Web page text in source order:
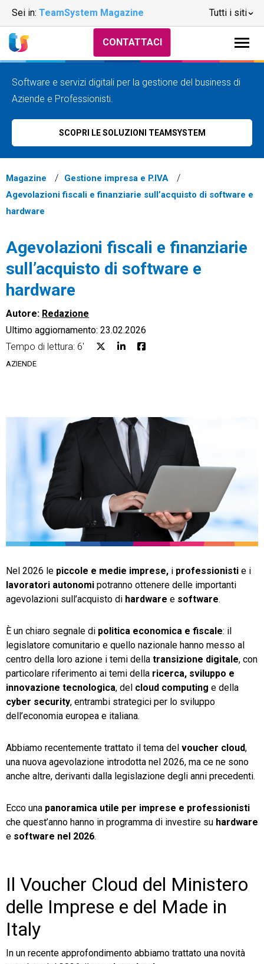
Sei in: TeamSystem Magazine Tutti i siti
Ecommerce
Financial Solutions
Trust Services
TeamSystem Corporate
CONTATTACI
Software e servizi digitali per la gestione del business di
Aziende e Professionisti.
SCOPRI LE SOLUZIONI TEAMSYSTEM
Magazine
Gestione impresa e P.IVA
Agevolazioni fiscali e finanziarie sull’acquisto di software e
hardware
Agevolazioni fiscali e finanziarie
sull’acquisto di software e
hardware
Autore: Redazione
Ultimo aggiornamento: 23.02.2026
Tempo di lettura: 6'
AZIENDE
Nel 2026 le piccole e medie imprese, i professionisti e i
lavoratori autonomi potranno ottenere delle importanti
agevolazioni sull’acquisto di hardware e software.
È un chiaro segnale di politica economica e fiscale: il
legislatore comunitario e quello nazionale hanno messo al
centro della loro azione i temi della transizione digitale, con
particolare riferimento ai temi della ricerca, sviluppo e
innovazione tecnologica, del cloud computing e della
cyber security, entrambi strategici per lo sviluppo
dell’economia europea e italiana.
Abbiamo recentemente trattato il tema del voucher cloud,
una nuova agevolazione introdotta nel 2026, ma ce ne sono
anche altre, derivanti dalla legislazione degli anni precedenti.
Ecco una panoramica utile per imprese e professionisti
che quest’anno hanno in programma di investire su hardware
e software nel 2026.
Il Voucher Cloud del Ministero
delle Imprese e del Made in
Italy
In un recente approfondimento abbiamo trattato una novità